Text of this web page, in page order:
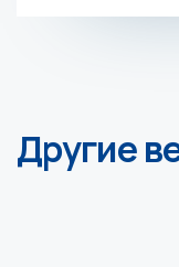
Другие